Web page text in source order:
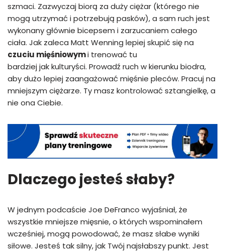
szmaci. Zazwyczaj biorą za duży ciężar (którego nie
mogą utrzymać i potrzebują pasków), a sam ruch jest
wykonany głównie bicepsem i zarzucaniem całego
ciała. Jak zaleca Matt Wenning lepiej skupić się na
czuciu mięśniowymi trenować tu
bardziej jak kulturyści. Prowadź ruch w kierunku biodra,
aby dużo lepiej zaangażować mięśnie pleców. Pracuj na
mniejszym ciężarze. Ty masz kontrolować sztangielkę, a
nie ona Ciebie.
Dlaczego jesteś słaby?
W jednym podcaście Joe DeFranco wyjaśniał, że
wszystkie mniejsze mięsnie, o których wspominałem
wcześniej, mogą powodować, że masz słabe wyniki
siłowe. Jesteś tak silny, jak Twój najsłabszy punkt. Jest